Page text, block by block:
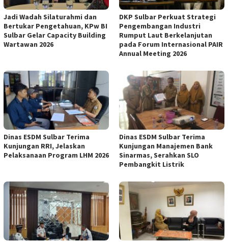
Jadi Wadah Silaturahmi dan
Bertukar Pengetahuan, KPw BI
Sulbar Gelar Capacity Building
Wartawan 2026
DKP Sulbar Perkuat Strategi
Pengembangan Industri
Rumput Laut Berkelanjutan
pada Forum Internasional PAIR
Annual Meeting 2026
Dinas ESDM Sulbar Terima
Kunjungan RRI, Jelaskan
Pelaksanaan Program LHM 2026
Dinas ESDM Sulbar Terima
Kunjungan Manajemen Bank
Sinarmas, Serahkan SLO
Pembangkit Listrik